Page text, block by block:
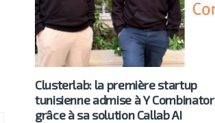
Clusterlab: la première startup
tunisienne admise à Y Combinator
grâce à sa solution Callab AI